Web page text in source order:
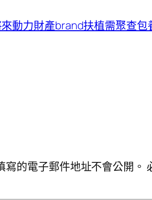
動力財產brand扶植需聚查
寫的電子郵件地址不會公開。